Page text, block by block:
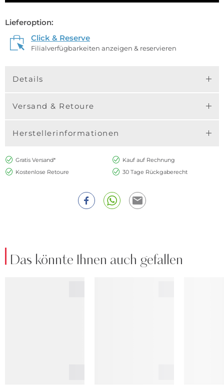
Lieferoption:
Click & Reserve
Filialverfügbarkeiten anzeigen & reservieren
Details
Versand & Retoure
Herstellerinformationen
Gratis Versand*
Kauf auf Rechnung
Kostenlose Retoure
30 Tage Rückgaberecht
Das könnte Ihnen auch gefallen